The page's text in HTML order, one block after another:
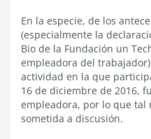
En la especie, de los
(especialmente la
Bio de la Fundación un
empleadora del
actividad en la que
16 de diciembre de 2016,
empleadora, por lo que tal
sometida a discusión.